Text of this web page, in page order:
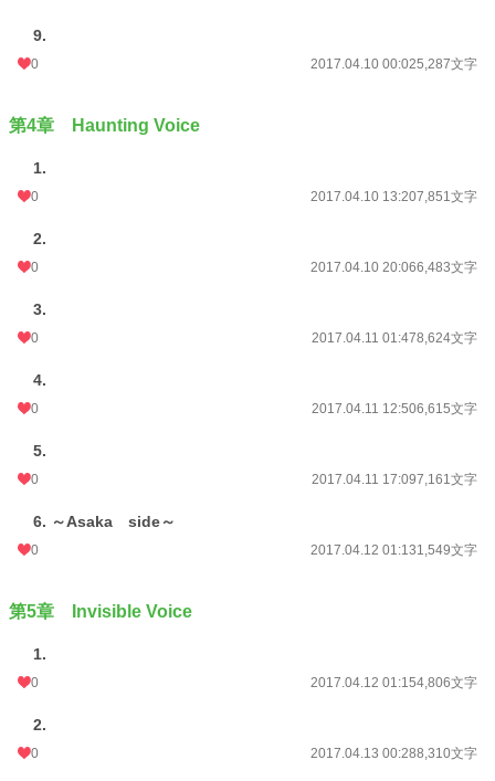
9.
0 2017.04.10 00:025,287文字
第4章 Haunting Voice
1.
0 2017.04.10 13:207,851文字
2.
0 2017.04.10 20:066,483文字
3.
0 2017.04.11 01:478,624文字
4.
0 2017.04.11 12:506,615文字
5.
0 2017.04.11 17:097,161文字
6. ～Asaka side～
0 2017.04.12 01:131,549文字
第5章 Invisible Voice
1.
0 2017.04.12 01:154,806文字
2.
0 2017.04.13 00:288,310文字